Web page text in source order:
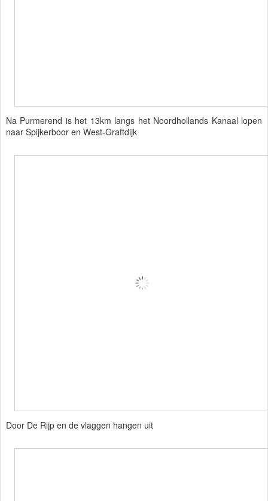
Na Purmerend is het 13km langs het Noordhollands Kanaal lopen
naar Spijkerboor en West-Graftdijk
Door De Rijp en de vlaggen hangen uit